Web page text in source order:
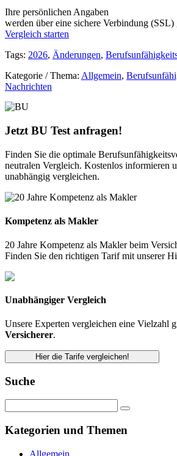
Ihre persönlichen Angaben
werden über eine sichere Verbindung (SSL)
Vergleich starten
Tags: 2026, Änderungen,
Kategorie / Thema: Allgemein,
Nachrichten
Jetzt BU Test anfragen!
Finden Sie die optimale
neutralen Vergleich. Kostenlos informieren
unabhängig vergleichen.
Kompetenz als Makler
20 Jahre Kompetenz als Makler beim
Finden Sie den richtigen Tarif mit unserer
Unabhängiger Vergleich
Unsere Experten vergleichen eine Vielzahl
Versicherer.
Hier die Tarife vergleichen!
Suche
Kategorien und Themen
Allgemein